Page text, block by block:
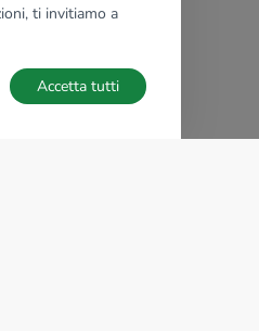
ti invitiamo a
Accetta tutti